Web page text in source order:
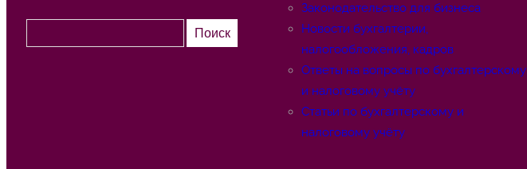
о
Поиск
Законодательство для бизнеса
Новости бухгалтерии,
налогообложения, кадров
Ответы на вопросы по бухгалтерскому
и налоговому учёту
Статьи по бухгалтерскому и
налоговому учёту